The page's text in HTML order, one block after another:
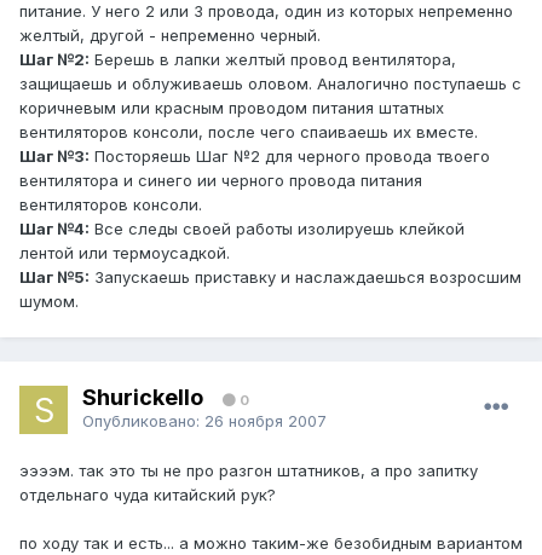
питание. У него 2 или 3 провода, один из которых непременно
желтый, другой - непременно черный.
Шаг №2: Берешь в лапки желтый провод вентилятора,
защищаешь и облуживаешь оловом. Аналогично поступаешь с
коричневым или красным проводом питания штатных
вентиляторов консоли, после чего спаиваешь их вместе.
Шаг №3: Посторяешь Шаг №2 для черного провода твоего
вентилятора и синего ии черного провода питания
вентиляторов консоли.
Шаг №4: Все следы своей работы изолируешь клейкой
лентой или термоусадкой.
Шаг №5: Запускаешь приставку и наслаждаешься возросшим
шумом.
Shurickello 0
Опубликовано: 26 ноября 2007
ээээм. так это ты не про разгон штатников, а про запитку
отдельнаго чуда китайский рук?
по ходу так и есть... а можно таким-же безобидным вариантом